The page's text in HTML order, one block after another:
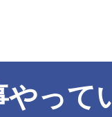
やって